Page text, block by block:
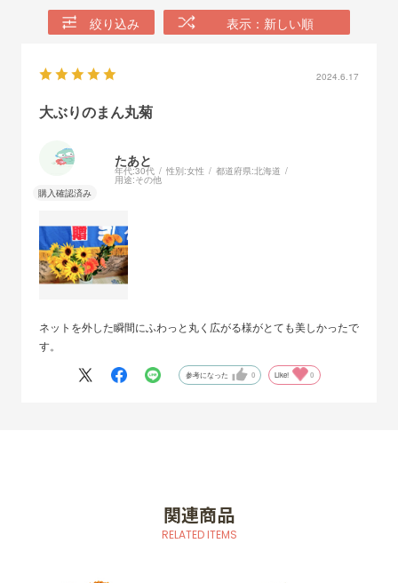
絞り込み 表示：新しい順
2024.6.17
大ぶりのまん丸菊
たあと
年代:30代 性別:女性 都道府県:北海道
用途:その他
ネットを外した瞬間にふわっと丸く広がる様がとても美しかったで
す。
参考になった 0 Like! 0
関連商品
RELATED ITEMS